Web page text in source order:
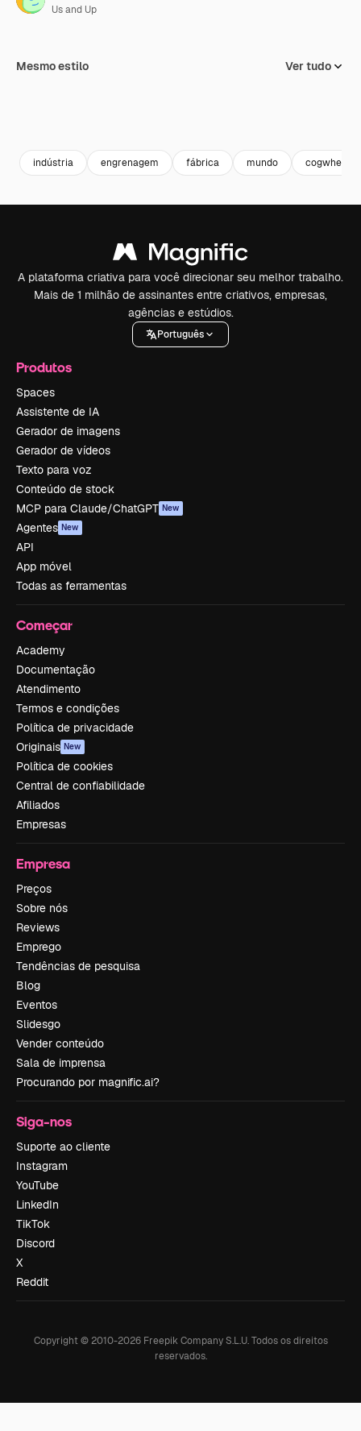
Us and Up
Mesmo estilo Ver tudo
indústria engrenagem fábrica mundo cogwheel
A plataforma criativa para você direcionar seu melhor trabalho.
Mais de 1 milhão de assinantes entre criativos, empresas,
agências e estúdios.
Português
Produtos
Spaces
Assistente de IA
Gerador de imagens
Gerador de vídeos
Texto para voz
Conteúdo de stock
MCP para Claude/ChatGPT New
Agentes New
API
App móvel
Todas as ferramentas
Começar
Academy
Documentação
Atendimento
Termos e condições
Política de privacidade
Originais New
Política de cookies
Central de confiabilidade
Afiliados
Empresas
Empresa
Preços
Sobre nós
Reviews
Emprego
Tendências de pesquisa
Blog
Eventos
Slidesgo
Vender conteúdo
Sala de imprensa
Procurando por magnific.ai?
Siga-nos
Suporte ao cliente
Instagram
YouTube
LinkedIn
TikTok
Discord
X
Reddit
Copyright © 2010-2026Freepik Company S.L.U. Todos os direitos
reservados.